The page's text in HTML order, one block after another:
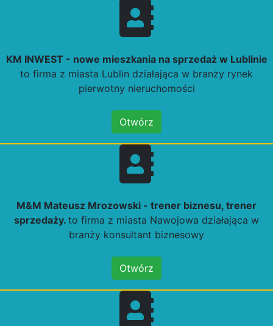
KM INWEST - nowe mieszkania na sprzedaż w Lublinie
to firma z miasta Lublin działająca w branży rynek
pierwotny nieruchomości
Otwórz
M&M Mateusz Mrozowski - trener biznesu, trener
sprzedaży. to firma z miasta Nawojowa działająca w
branży konsultant biznesowy
Otwórz